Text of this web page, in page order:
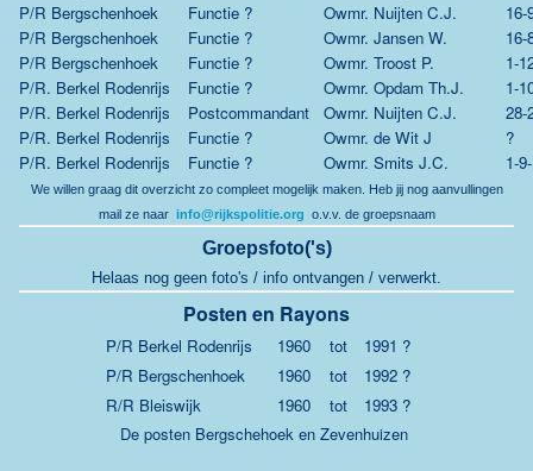
P/R Bergschenhoek
Functie ? Owmr. Nuijten C.J.
16-
P/R Bergschenhoek
Functie ? Owmr. Jansen W.
16-
P/R Bergschenhoek
Functie ? Owmr. Troost P.
1-
P/R. Berkel Rodenrijs
Functie ? Owmr. Opdam Th.J.
1-
P/R. Berkel Rodenrijs
Postcommandant Owmr. Nuijten C.J.
28-
P/R. Berkel Rodenrijs
Functie ? Owmr. de Wit J
?
P/R. Berkel Rodenrijs
Functie ? Owmr. Smits J.C. 1-
We willen graag dit overzicht zo compleet mogelijk maken. Heb jij nog aanvullingen
mail ze naar info@rijkspolitie.org o.v.v. de groepsnaam
Groepsfoto('s)
Helaas nog geen foto's / info ontvangen / verwerkt.
Posten en Rayons
P/R Berkel Rodenrijs 1960 tot
1991 ?
P/R Bergschenhoek
1960 tot
1992 ?
R/R Bleiswijk
1960 tot
1993 ?
De posten Bergschehoek en Zevenhuizen